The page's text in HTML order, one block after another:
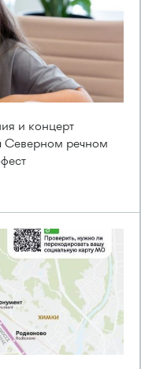
и концерт
Северном речном